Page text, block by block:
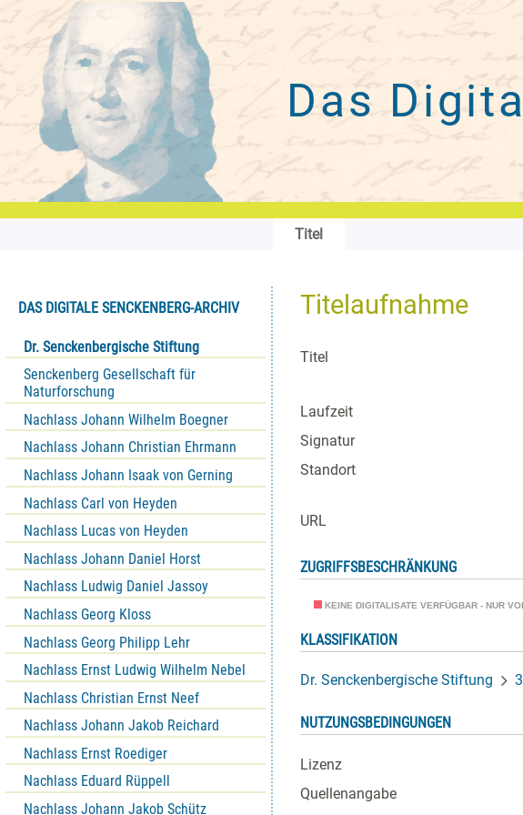
Das
Titel
DAS DIGITALE SENCKENBERG-ARCHIV
Dr. Senckenbergische Stiftung
Senckenberg Gesellschaft für
Naturforschung
Nachlass Johann Wilhelm Boegner
Nachlass Johann Christian Ehrmann
Nachlass Johann Isaak von Gerning
Nachlass Carl von Heyden
Nachlass Lucas von Heyden
Nachlass Johann Daniel Horst
Nachlass Ludwig Daniel Jassoy
Nachlass Georg Kloss
Nachlass Georg Philipp Lehr
Nachlass Ernst Ludwig Wilhelm Nebel
Nachlass Christian Ernst Neef
Nachlass Johann Jakob Reichard
Nachlass Ernst Roediger
Nachlass Eduard Rüppell
Nachlass Johann Jakob Schütz
Titelaufnahme
Titel
Laufzeit
Signatur
Standort
URL
ZUGRIFFSBESCHRÄNKUNG
KEINE DIGITALISATE VERFÜGBAR - NUR
KLASSIFIKATION
Dr. Senckenbergische Stiftung
NUTZUNGSBEDINGUNGEN
Lizenz
Quellenangabe